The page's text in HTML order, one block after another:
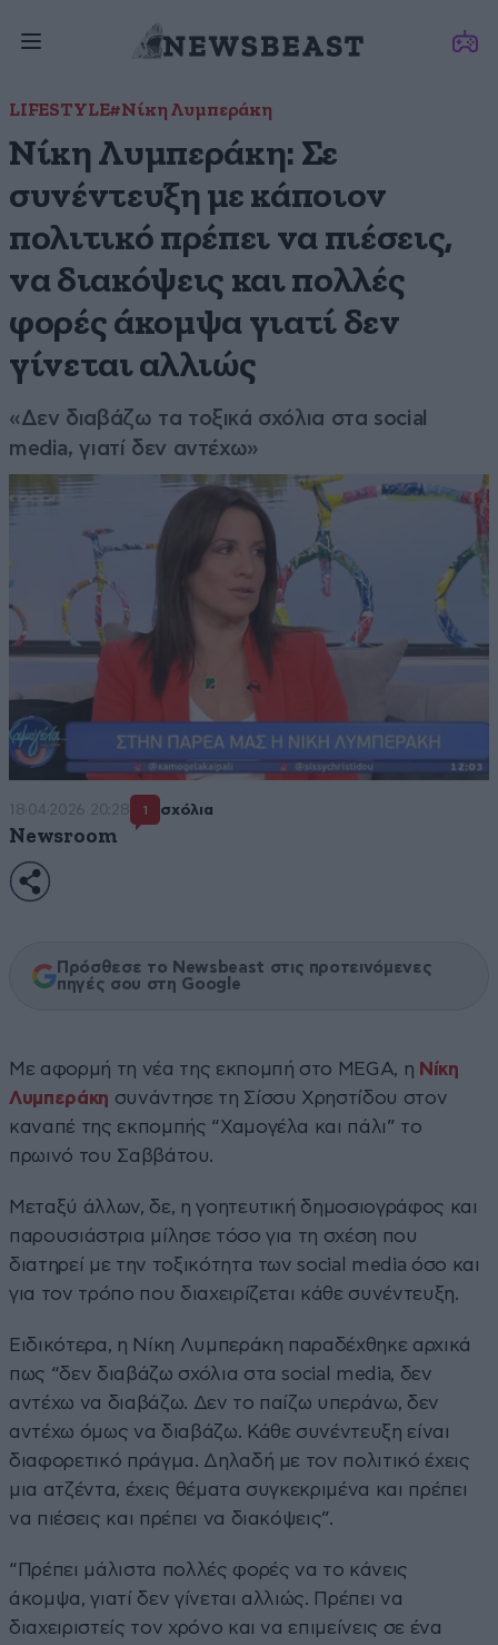
LIFESTYLE#Νίκη Λυμπεράκη
Νίκη Λυμπεράκη: Σε
συνέντευξη με κάποιον
πολιτικό πρέπει να πιέσεις,
να διακόψεις και πολλές
φορές άκομψα γιατί δεν
γίνεται αλλιώς
«Δεν διαβάζω τα τοξικά σχόλια στα social
media, γιατί δεν αντέχω»
18·04·2026 20:28 1 σχόλια
Newsroom
Πρόσθεσε το Newsbeast στις προτεινόμενες
πηγές σου στη Google
Με αφορμή τη νέα της εκπομπή στο MEGA, η Νίκη
Λυμπεράκη συνάντησε τη Σίσσυ Χρηστίδου στον
καναπέ της εκπομπής “Χαμογέλα και πάλι” το
πρωινό του Σαββάτου.
Μεταξύ άλλων, δε, η γοητευτική δημοσιογράφος και
παρουσιάστρια μίλησε τόσο για τη σχέση που
διατηρεί με την τοξικότητα των social media όσο και
για τον τρόπο που διαχειρίζεται κάθε συνέντευξη.
Ειδικότερα, η Νίκη Λυμπεράκη παραδέχθηκε αρχικά
πως “δεν διαβάζω σχόλια στα social media, δεν
αντέχω να διαβάζω. Δεν το παίζω υπεράνω, δεν
αντέχω όμως να διαβάζω. Κάθε συνέντευξη είναι
διαφορετικό πράγμα. Δηλαδή με τον πολιτικό έχεις
μια ατζέντα, έχεις θέματα συγκεκριμένα και πρέπει
να πιέσεις και πρέπει να διακόψεις”.
“Πρέπει μάλιστα πολλές φορές να το κάνεις
άκομψα, γιατί δεν γίνεται αλλιώς. Πρέπει να
διαχειριστείς τον χρόνο και να επιμείνεις σε ένα